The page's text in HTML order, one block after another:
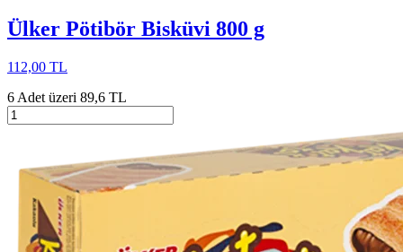
Ülker Pötibör Bisküvi 800 g
112,00 TL
6 Adet üzeri 89,6 TL